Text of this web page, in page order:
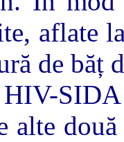
aflate
de băț
HIV-
alte